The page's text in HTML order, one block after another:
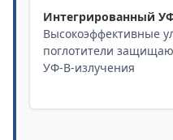
Интегрированный
Высокоэффективные
поглотители
УФ-В-излучения